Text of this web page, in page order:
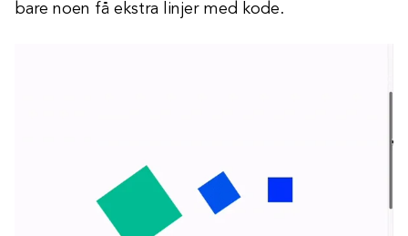
bare noen få ekstra linjer med kode.